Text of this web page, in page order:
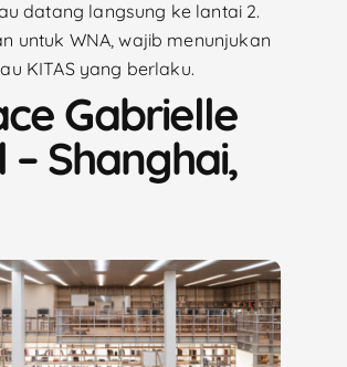
datang langsung ke lantai 2.
untuk WNA, wajib menunjukan
KITAS yang berlaku.
Gabrielle
– Shanghai,